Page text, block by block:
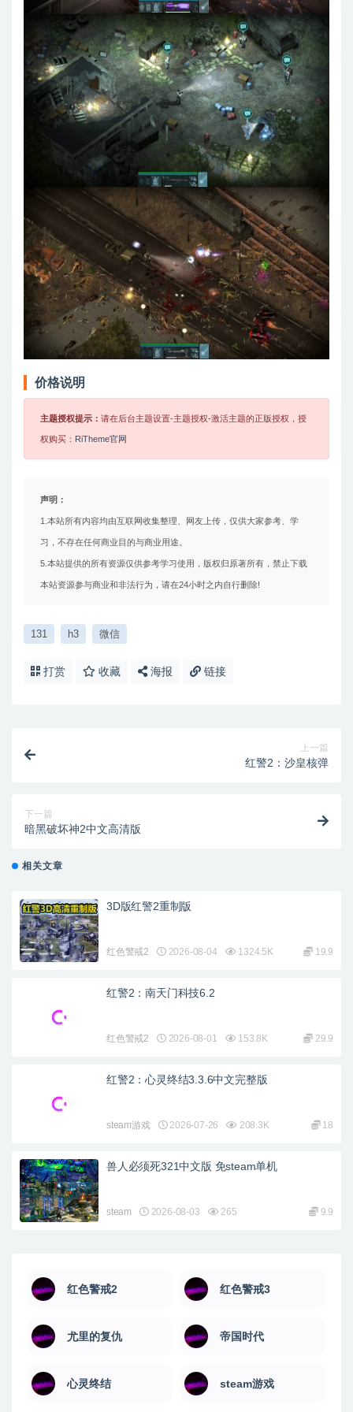
价格说明
主题授权提示： 请在后台主题设置-主题授权-激活主题的正版授权，授
权购买： RiTheme官网
声明：
1.本站所有内容均由互联网收集整理、网友上传，仅供大家参考、学
习，不存在任何商业目的与商业用途。
5.本站提供的所有资源仅供参考学习使用，版权归原著所有，禁止下载
本站资源参与商业和非法行为，请在24小时之内自行删除!
131 h3 微信
打赏 收藏 海报 链接
上一篇
红警2：沙皇核弹
下一篇
暗黑破坏神2中文高清版
相关文章
3D版红警2重制版
红色警戒2 2026-08-04 1324.5K 19.9
红警2：南天门科技6.2
红色警戒2 2026-08-01 153.8K 29.9
红警2：心灵终结3.3.6中文完整版
steam游戏 2026-07-26 208.3K 18
兽人必须死321中文版 免steam单机
steam 2026-08-03 265 9.9
红色警戒2 红色警戒3
尤里的复仇 帝国时代
心灵终结 steam游戏